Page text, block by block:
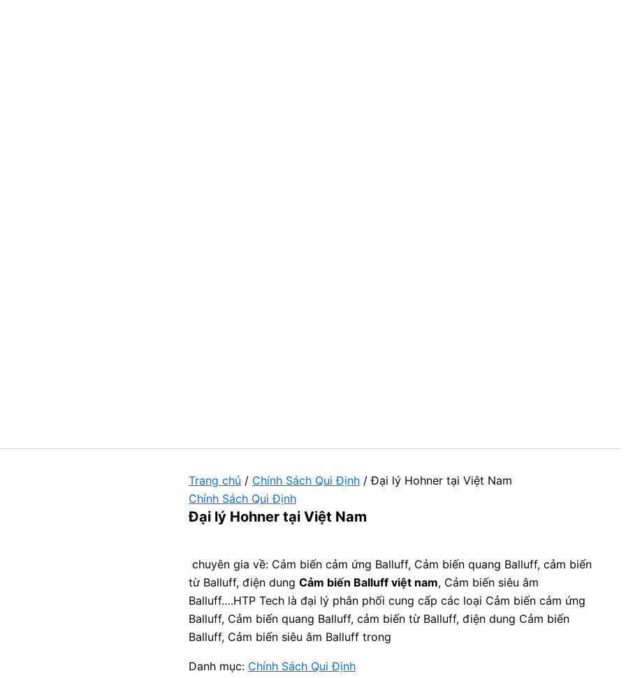
Trang chủ / Chính Sách Qui Định / Đại lý Hohner tại Việt Nam
Chính Sách Qui Định
Đại lý Hohner tại Việt Nam
chuyên gia về: Cảm biến cảm ứng Balluff, Cảm biến quang Balluff, cảm biến
từ Balluff, điện dung Cảm biến Balluff việt nam, Cảm biến siêu âm
Balluff….HTP Tech là đại lý phân phối cung cấp các loại Cảm biến cảm ứng
Balluff, Cảm biến quang Balluff, cảm biến từ Balluff, điện dung Cảm biến
Balluff, Cảm biến siêu âm Balluff trong
Danh mục: Chính Sách Qui Định